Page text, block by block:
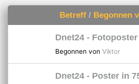
Betreff/ Begonnen
Dnet24 -
Begonnen von Viktor
Dnet24 - Poster in